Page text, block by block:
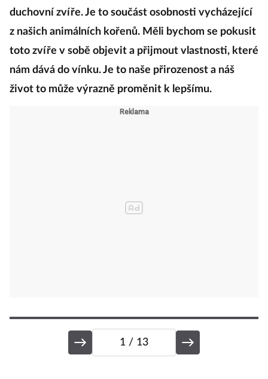
duchovní zvíře. Je to součást osobnosti vycházející
z našich animálních kořenů. Měli bychom se pokusit
toto zvíře v sobě objevit a přijmout vlastnosti, které
nám dává do vínku. Je to naše přirozenost a náš
život to může výrazně proměnit k lepšímu.
1 / 13